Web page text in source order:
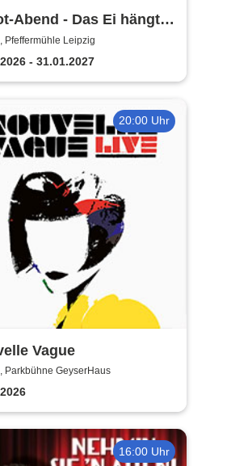
Abend - Das Ei hängt
| Kabarett Leipziger
Pfeffermühle Leipzig
- 31.01.2027
20:00 Uhr
Vague
Parkbühne GeyserHaus
16:00 Uhr